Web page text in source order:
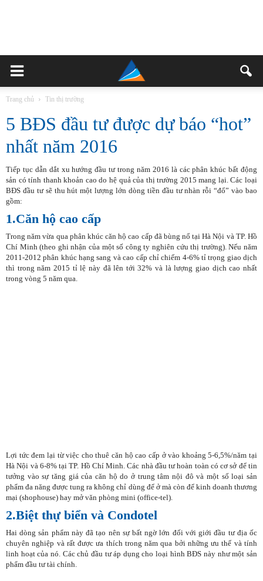
Trang chủ Tin thị trường
5 BĐS đầu tư được dự báo “hot”
nhất năm 2016
Tiếp tục dẫn dắt xu hướng đầu tư trong năm 2016 là các phân khúc bất động
sản có tính thanh khoản cao do hệ quả của thị trường 2015 mang lại. Các loại
BĐS đầu tư sẽ thu hút một lượng lớn dòng tiền đầu tư nhàn rỗi “đổ” vào bao
gồm:
1.Căn hộ cao cấp
Trong năm vừa qua phân khúc căn hộ cao cấp đã bùng nổ tại Hà Nội và TP. Hồ
Chí Minh (theo ghi nhận của một số công ty nghiên cứu thị trường). Nếu năm
2011-2012 phân khúc hạng sang và cao cấp chỉ chiếm 4-6% tỉ trọng giao dịch
thì trong năm 2015 tỉ lệ này đã lên tới 32% và là lượng giao dịch cao nhất
trong vòng 5 năm qua.
Lợi tức đem lại từ việc cho thuê căn hộ cao cấp ở vào khoảng 5-6,5%/năm tại
Hà Nội và 6-8% tại TP. Hồ Chí Minh. Các nhà đầu tư hoàn toàn có cơ sở để tin
tưởng vào sự tăng giá của căn hộ do ở trung tâm nội đô và một số loại sản
phẩm đa năng được tung ra không chỉ dùng để ở mà còn để kinh doanh thương
mại (shophouse) hay mở văn phòng mini (office-tel).
2.Biệt thự biển và Condotel
Hai dòng sản phẩm này đã tạo nên sự bất ngờ lớn đối với giới đầu tư địa ốc
chuyên nghiệp và rất được ưa thích trong năm qua bởi những ưu thế và tính
linh hoạt của nó. Các chủ đầu tư áp dụng cho loại hình BĐS này như một sản
phẩm đầu tư tài chính.